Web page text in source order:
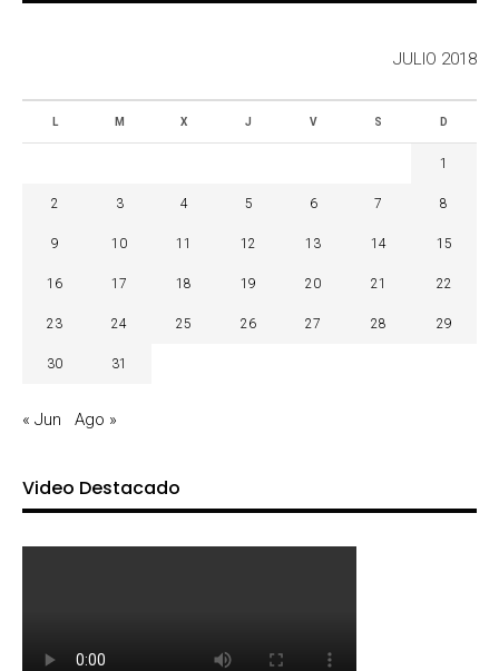
JULIO 2018
L M X J V S D
1
2 3 4 5 6 7 8
9 10 11 12 13 14 15
16 17 18 19 20 21 22
23 24 25 26 27 28 29
30 31
« Jun Ago »
Video Destacado